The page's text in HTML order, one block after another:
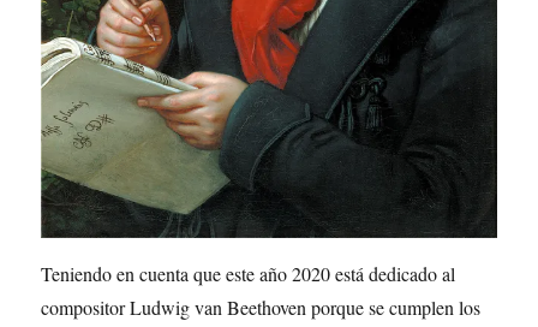
Teniendo en cuenta que este año 2020 está dedicado al
compositor Ludwig van Beethoven porque se cumplen los